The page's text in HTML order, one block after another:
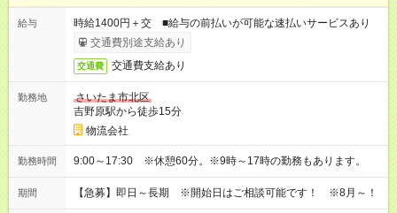
給与
時給1400円＋交 ■給与の前払いが可能な速払いサービスあり
交通費別途支給あり
交通費 交通費支給あり
勤務地
さいたま市北区
吉野原駅から徒歩15分
物流会社
勤務時間 9:00～17:30 ※休憩60分。※9時～17時の勤務もあります。
期間 【急募】即日～長期 ※開始日はご相談可能です！ ※8月～！